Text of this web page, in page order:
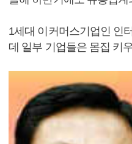
1세대 이커머스기업인 인
데 일부 기업들은 몸집 키